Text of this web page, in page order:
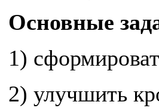
Основные
1)
2) улучшить